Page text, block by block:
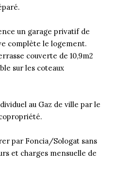
un garage privatif de
complète le logement.
couverte de 10,9m2
sur les coteaux
au Gaz de ville par le
par Foncia/Sologat sans
et charges mensuelle de